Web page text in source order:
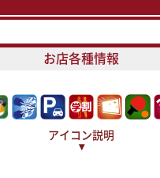
お店各種情報
アイコン説明
▾